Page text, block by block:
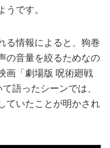
です。
る情報によると、狗巻
の音量を絞るためなの
画「劇場版 呪術廻戦
語ったシーンでは、
ていたことが明かされ